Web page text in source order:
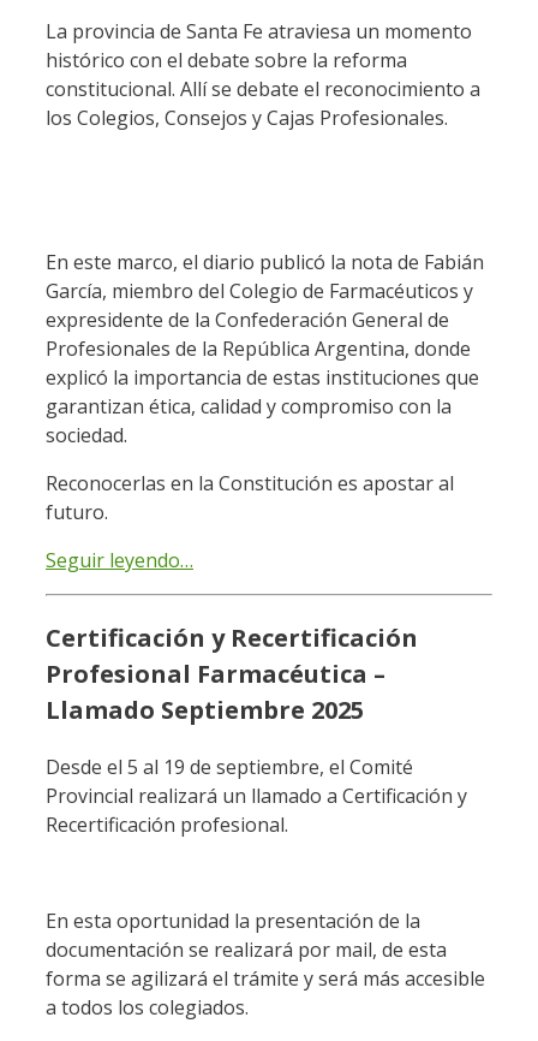
La provincia de Santa Fe atraviesa un momento
histórico con el debate sobre la reforma
constitucional. Allí se debate el reconocimiento a
los Colegios, Consejos y Cajas Profesionales.
En este marco, el diario publicó la nota de Fabián
García, miembro del Colegio de Farmacéuticos y
expresidente de la Confederación General de
Profesionales de la República Argentina, donde
explicó la importancia de estas instituciones que
garantizan ética, calidad y compromiso con la
sociedad.
Reconocerlas en la Constitución es apostar al
futuro.
Seguir leyendo…
Certificación y Recertificación
Profesional Farmacéutica –
Llamado Septiembre 2025
Desde el 5 al 19 de septiembre, el Comité
Provincial realizará un llamado a Certificación y
Recertificación profesional.
En esta oportunidad la presentación de la
documentación se realizará por mail, de esta
forma se agilizará el trámite y será más accesible
a todos los colegiados.